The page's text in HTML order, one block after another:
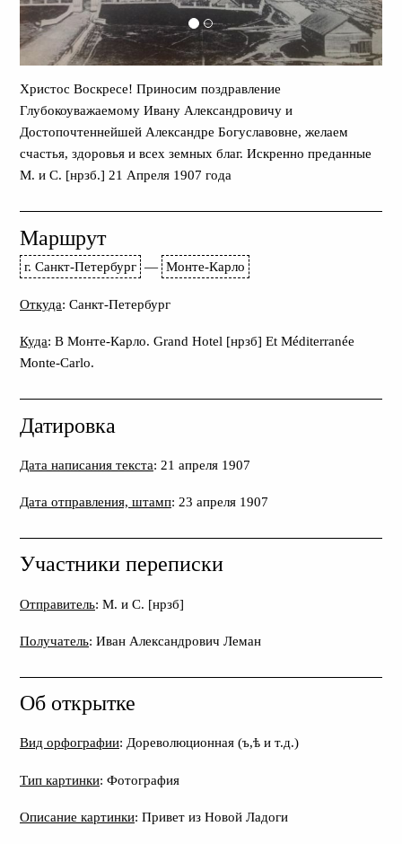
Христос Воскресе! Приносим поздравление
Глубокоуважаемому Ивану Александровичу и
Достопочтеннейшей Александре Богуславовне, желаем
счастья, здоровья и всех земных благ. Искренно преданные
М. и С. [нрзб.] 21 Апреля 1907 года
Маршрут
г. Санкт-Петербург — Монте-Карло
Откуда: Санкт-Петербург
Куда: В Монте-Карло. Grand Hotel [нрзб] Et Méditerranée
Monte-Carlo.
Датировка
Дата написания текста: 21 апреля 1907
Дата отправления, штамп: 23 апреля 1907
Участники переписки
Отправитель: М. и С. [нрзб]
Получатель: Иван Александрович Леман
Об открытке
Вид орфографии: Дореволюционная (ъ,ѣ и т.д.)
Тип картинки: Фотография
Описание картинки: Привет из Новой Ладоги